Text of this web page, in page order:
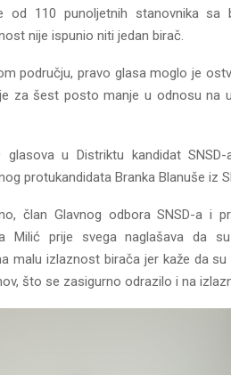
od 110 punoljetnih stanovnika sa
nije ispunio niti jedan birač.
području, pravo glasa moglo je
za šest posto manje u odnosu na
u Distriktu kandidat
protukandidata Branka Blanuše iz
član Glavnog odbora SNSD-a i
Milić prije svega naglašava da
malu izlaznost birača jer kaže da
što se zasigurno odrazilo i na